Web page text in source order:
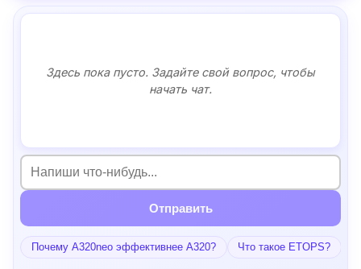
Здесь пока пусто. Задайте свой вопрос, чтобы
начать чат.
Отправить
Почему A320neo эффективнее A320? Что такое ETOPS?